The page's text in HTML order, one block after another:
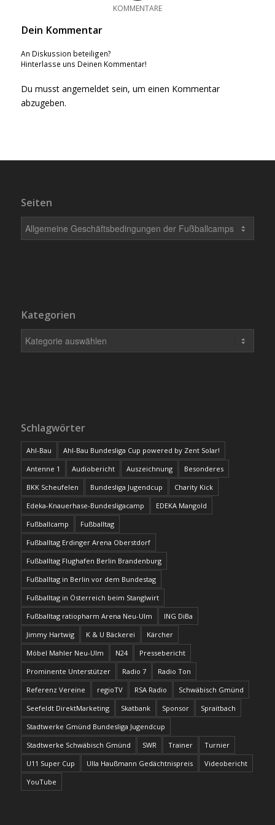
KOMMENTARE
Dein Kommentar
An Diskussion beteiligen?
Hinterlasse uns Deinen Kommentar!
Du musst angemeldetsein, um einen Kommentar
abzugeben.
Seiten
Kategorien
Schlagwörter
Ahl-Bau
Ahl-Bau Bundesliga Cup powered by Zent Solar!
Antenne 1
Audiobericht Auszeichnung
Besonderes
BKK Scheufelen
Bundesliga Jugendcup
Charity Kick
Edeka-Knauerhase-Bundesligacamp
EDEKA Mangold
Fußballcamp
Fußballtag
Fußballtag Erdinger Arena Oberstdorf
Fußballtag Flughafen Berlin Brandenburg
Fußballtag in Berlin vor dem Bundestag
Fußballtag in Österreich beim Stanglwirt
Fußballtag ratiopharm Arena Neu-Ulm
ING DiBa
Jimmy Hartwig
K & U Bäckerei
Kärcher
Möbel Mahler Neu-Ulm
N24
Pressebericht
Prominente Unterstützer
Radio 7
Radio Ton
Referenz Vereine
regioTV RSA Radio
Schwäbisch Gmünd
Seefeldt DirektMarketing
Skatbank Sponsor
Spraitbach
Stadtwerke Gmünd Bundesliga Jugendcup
Stadtwerke Schwäbisch Gmünd
SWR Trainer
Turnier
U11 Super Cup
Ulla Haußmann Gedächtnispreis
Videobericht
YouTube